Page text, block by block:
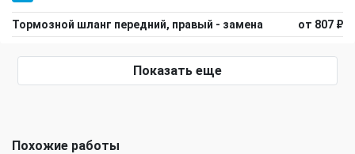
Тормозной шланг передний, правый - замена от 807 ₽
Показать еще
Похожие работы